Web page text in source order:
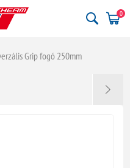
0
Grip fogó 250mm